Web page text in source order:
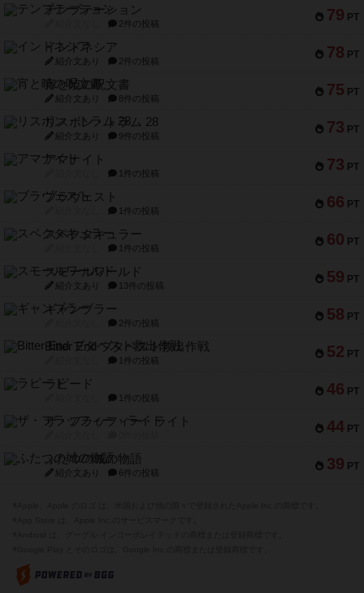
79 PT
テンプテーション
2件の投稿
78 PT
インドネシア
紹介文あり 2件の投稿
75 PT
宵と暁の呪文書
紹介文あり 8件の投稿
73 PT
リスボン・トラム 28
紹介文あり 9件の投稿
73 PT
アマナイト
1件の投稿
66 PT
ブラヴェスト
1件の投稿
60 PT
スペクタキュラー
1件の投稿
59 PT
スモールワールド
紹介文あり 13件の投稿
58 PT
ギャンブラー
2件の投稿
52 PT
Bitter End ブタペスト救出作戦
1件の投稿
46 PT
ラピード
1件の投稿
44 PT
ザ・フラッフィー・ライト
39 PT
ふたつの城の物語
紹介文あり 6件の投稿